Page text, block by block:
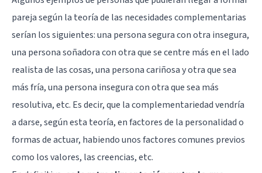
pareja según la teoría de las necesidades complementarias
serían los siguientes: una persona segura con otra insegura,
una persona soñadora con otra que se centre más en el lado
realista de las cosas, una persona cariñosa y otra que sea
más fría, una persona insegura con otra que sea más
resolutiva, etc. Es decir, que la complementariedad vendría
a darse, según esta teoría, en factores de la personalidad o
formas de actuar, habiendo unos factores comunes previos
como los valores, las creencias, etc.